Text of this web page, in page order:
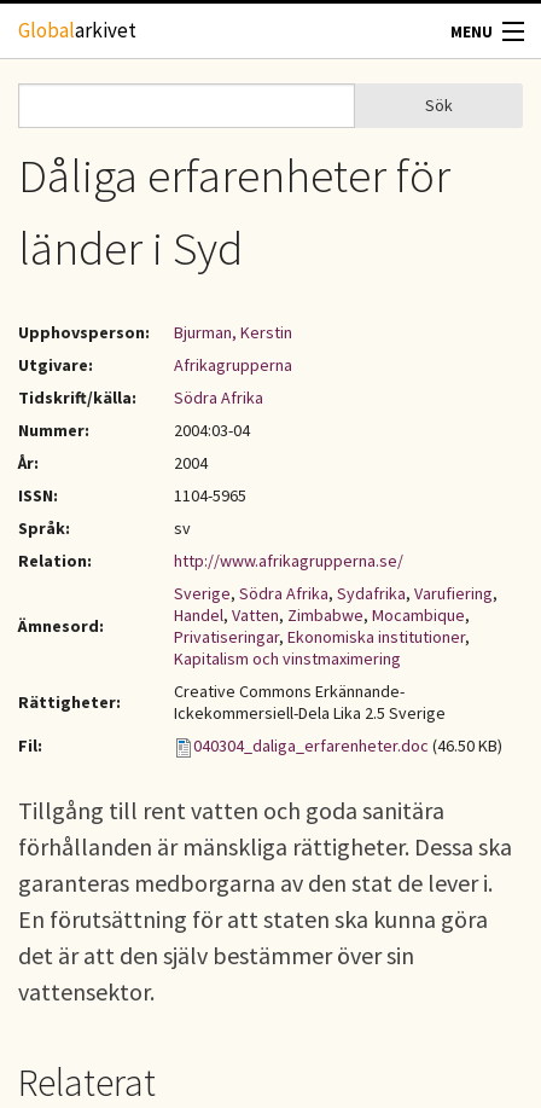
Hoppa till huvudinnehåll
Globalarkivet MENU
TIDSKRIFTER
GEOGRAFI
Sökformulär
Sök
Dåliga erfarenheter för
länder i Syd
Upphovsperson:
Bjurman, Kerstin
Utgivare:
Afrikagrupperna
Tidskrift/källa:
Södra Afrika
Nummer:
2004:03-04
År:
2004
ISSN:
1104-5965
Språk:
sv
Relation:
http://www.afrikagrupperna.se/
Ämnesord:
Sverige, Södra Afrika, Sydafrika, Varufiering,
Handel, Vatten, Zimbabwe, Mocambique,
Privatiseringar, Ekonomiska institutioner,
Kapitalism och vinstmaximering
Rättigheter:
Creative Commons Erkännande-
Ickekommersiell-Dela Lika 2.5 Sverige
Fil:
040304_daliga_erfarenheter.doc (46.50 KB)
Tillgång till rent vatten och goda sanitära
förhållanden är mänskliga rättigheter. Dessa ska
garanteras medborgarna av den stat de lever i.
En förutsättning för att staten ska kunna göra
det är att den själv bestämmer över sin
vattensektor.
Relaterat